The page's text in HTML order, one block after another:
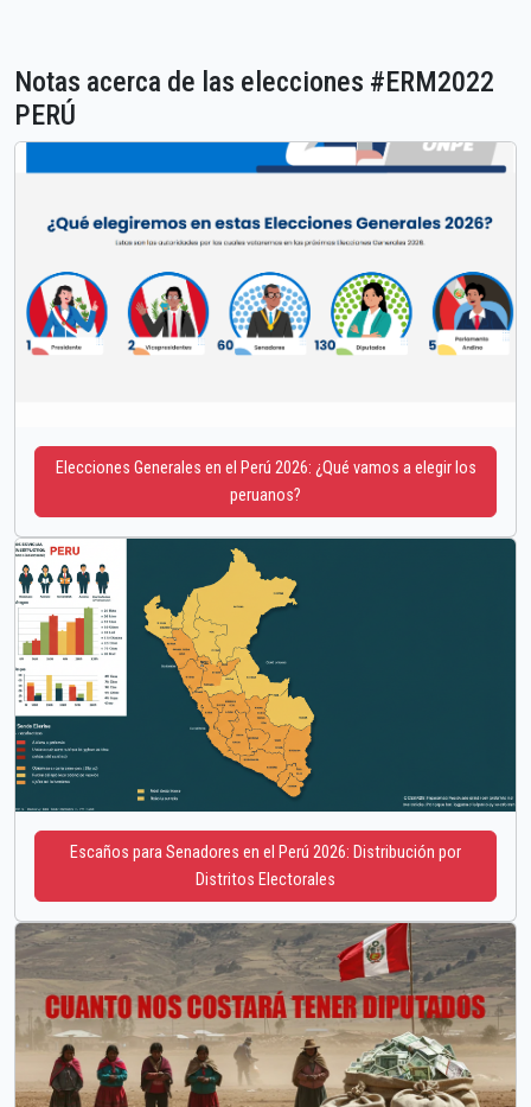
Notas acerca de las elecciones #ERM2022
PERÚ
Elecciones Generales en el Perú 2026: ¿Qué vamos a elegir los
peruanos?
Escaños para Senadores en el Perú 2026: Distribución por
Distritos Electorales